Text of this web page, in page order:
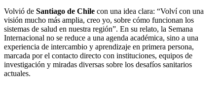
Volvió de Santiago de Chile con una idea clara: “Volví con una
visión mucho más amplia, creo yo, sobre cómo funcionan los
sistemas de salud en nuestra región”. En su relato, la Semana
Internacional no se reduce a una agenda académica, sino a una
experiencia de intercambio y aprendizaje en primera persona,
marcada por el contacto directo con instituciones, equipos de
investigación y miradas diversas sobre los desafíos sanitarios
actuales.